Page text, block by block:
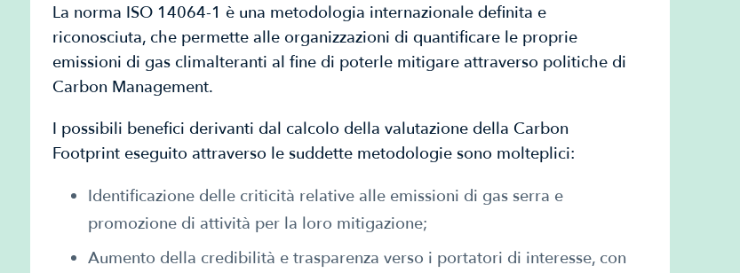
La norma ISO 14064-1 è una metodologia internazionale definita e
riconosciuta, che permette alle organizzazioni di quantificare le proprie
emissioni di gas climalteranti al fine di poterle mitigare attraverso politiche di
Carbon Management.
I possibili benefici derivanti dal calcolo della valutazione della Carbon
Footprint eseguito attraverso le suddette metodologie sono molteplici:
Identificazione delle criticità relative alle emissioni di gas serra e
promozione di attività per la loro mitigazione;
Aumento della credibilità e trasparenza verso i portatori di interesse, con